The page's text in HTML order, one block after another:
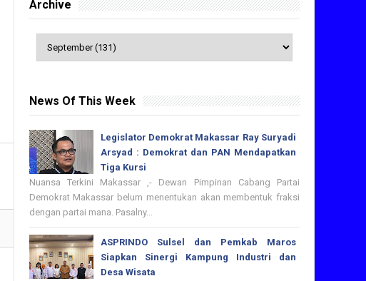
Archive
News Of This Week
Legislator Demokrat Makassar Ray Suryadi
Arsyad : Demokrat dan PAN Mendapatkan
Tiga Kursi
Nuansa Terkini Makassar ,- Dewan Pimpinan Cabang Partai
Demokrat Makassar belum menentukan akan membentuk fraksi
dengan partai mana. Pasalny...
ASPRINDO Sulsel dan Pemkab Maros
Siapkan Sinergi Kampung Industri dan
Desa Wisata